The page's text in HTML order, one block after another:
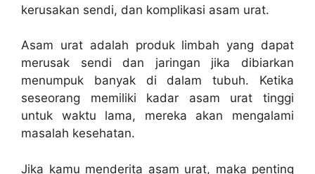
kerusakan sendi, dan komplikasi asam urat.
Asam urat adalah produk limbah yang dapat
merusak sendi dan jaringan jika dibiarkan
menumpuk banyak di dalam tubuh. Ketika
seseorang memiliki kadar asam urat tinggi
untuk waktu lama, mereka akan mengalami
masalah kesehatan.
Jika kamu menderita asam urat, maka penting